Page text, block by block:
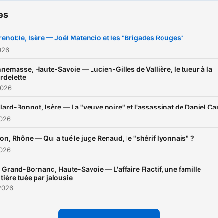
podcasts Minuit en
https://m.audiomeans.fr/s/
Rejoignez-nous sur
Isère — Joël Matencio et les "Brigades Rouges"
Haute-Savoie — Lucien-Gilles de Vallière, le tueur à la
Bonnot, Isère — La "veuve noire" et l'assassinat de Daniel
Rhône — Qui a tué le juge Renaud, le "shérif lyonnais" ?
Grand-Bornand, Haute-Savoie — L'affaire Flactif, une famille
tuée par jalousie